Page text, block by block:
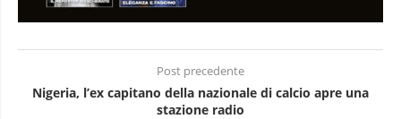
Post precedente
Nigeria, l’ex capitano della nazionale di calcio apre una
stazione radio